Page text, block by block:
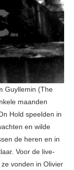
Guyllemin (The
maanden
Hold speelden in
en wilde
de heren en in
Voor de live-
vonden in Olivier